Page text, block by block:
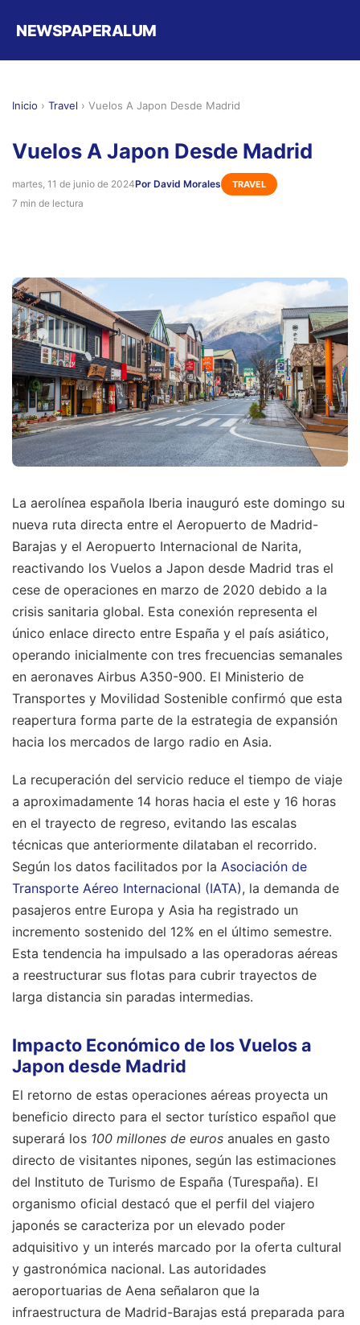
NEWSPAPERALUM
Inicio › Travel › Vuelos A Japon Desde Madrid
Vuelos A Japon Desde Madrid
martes, 11 de junio de 2024Por David Morales TRAVEL
7 min de lectura
La aerolínea española Iberia inauguró este domingo su
nueva ruta directa entre el Aeropuerto de Madrid-
Barajas y el Aeropuerto Internacional de Narita,
reactivando los Vuelos a Japon desde Madrid tras el
cese de operaciones en marzo de 2020 debido a la
crisis sanitaria global. Esta conexión representa el
único enlace directo entre España y el país asiático,
operando inicialmente con tres frecuencias semanales
en aeronaves Airbus A350-900. El Ministerio de
Transportes y Movilidad Sostenible confirmó que esta
reapertura forma parte de la estrategia de expansión
hacia los mercados de largo radio en Asia.
La recuperación del servicio reduce el tiempo de viaje
a aproximadamente 14 horas hacia el este y 16 horas
en el trayecto de regreso, evitando las escalas
técnicas que anteriormente dilataban el recorrido.
Según los datos facilitados por la Asociación de
Transporte Aéreo Internacional (IATA), la demanda de
pasajeros entre Europa y Asia ha registrado un
incremento sostenido del 12% en el último semestre.
Esta tendencia ha impulsado a las operadoras aéreas
a reestructurar sus flotas para cubrir trayectos de
larga distancia sin paradas intermedias.
Impacto Económico de los Vuelos a
Japon desde Madrid
El retorno de estas operaciones aéreas proyecta un
beneficio directo para el sector turístico español que
superará los 100 millones de euros anuales en gasto
directo de visitantes nipones, según las estimaciones
del Instituto de Turismo de España (Turespaña). El
organismo oficial destacó que el perfil del viajero
japonés se caracteriza por un elevado poder
adquisitivo y un interés marcado por la oferta cultural
y gastronómica nacional. Las autoridades
aeroportuarias de Aena señalaron que la
infraestructura de Madrid-Barajas está preparada para